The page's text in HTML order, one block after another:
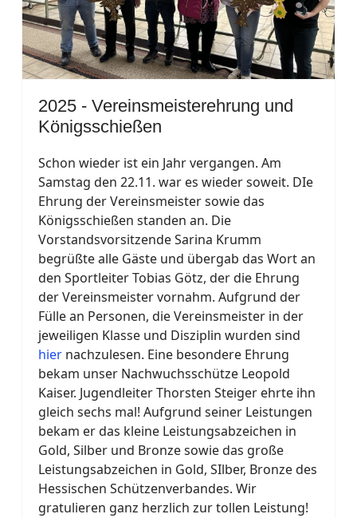
2025 - Vereinsmeisterehrung und
Königsschießen
Schon wieder ist ein Jahr vergangen. Am
Samstag den 22.11. war es wieder soweit. DIe
Ehrung der Vereinsmeister sowie das
Königsschießen standen an. Die
Vorstandsvorsitzende Sarina Krumm
begrüßte alle Gäste und übergab das Wort an
den Sportleiter Tobias Götz, der die Ehrung
der Vereinsmeister vornahm. Aufgrund der
Fülle an Personen, die Vereinsmeister in der
jeweiligen Klasse und Disziplin wurden sind
hier nachzulesen. Eine besondere Ehrung
bekam unser Nachwuchsschütze Leopold
Kaiser. Jugendleiter Thorsten Steiger ehrte ihn
gleich sechs mal! Aufgrund seiner Leistungen
bekam er das kleine Leistungsabzeichen in
Gold, Silber und Bronze sowie das große
Leistungsabzeichen in Gold, SIlber, Bronze des
Hessischen Schützenverbandes. Wir
gratulieren ganz herzlich zur tollen Leistung!